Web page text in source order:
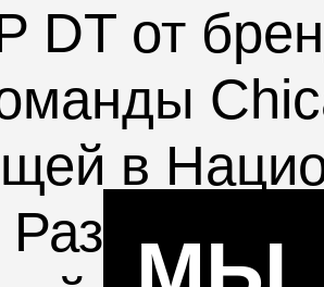
DT от
в